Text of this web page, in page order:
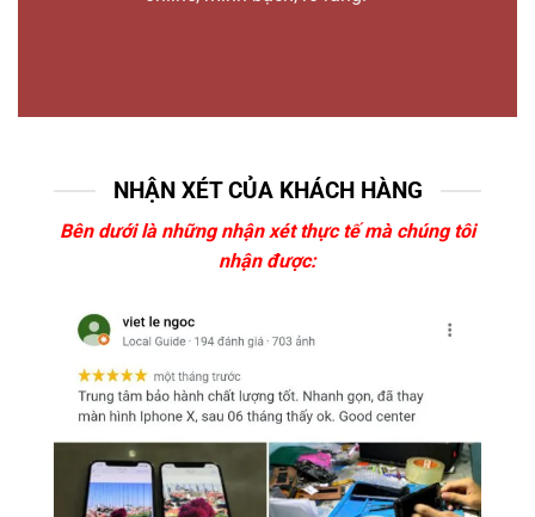
NHẬN XÉT CỦA KHÁCH HÀNG
Bên dưới là những nhận xét thực tế mà chúng tôi
nhận được: